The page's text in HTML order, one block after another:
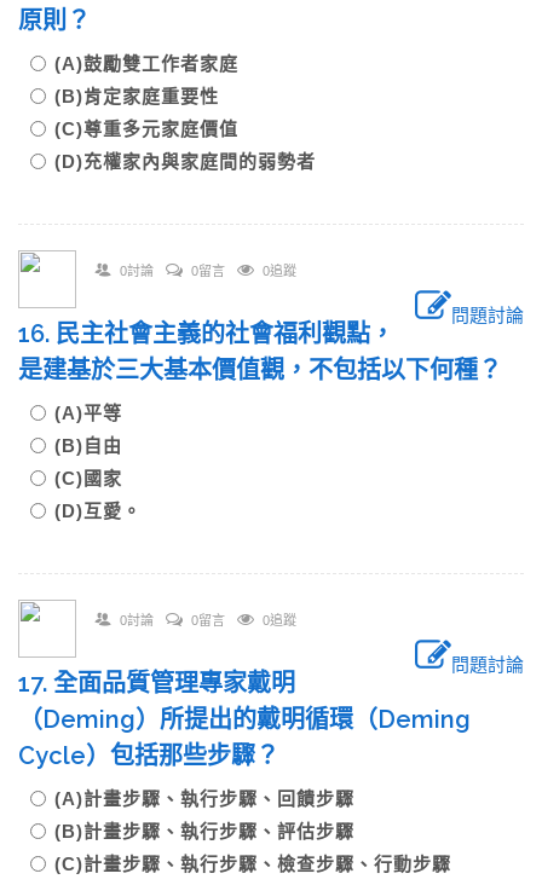
原則？
(A)鼓勵雙工作者家庭
(B)肯定家庭重要性
(C)尊重多元家庭價值
(D)充權家內與家庭間的弱勢者
0討論 0留言 0追蹤
問題討論
16. 民主社會主義的社會福利觀點，
是建基於三大基本價值觀，不包括以下何種？
(A)平等
(B)自由
(C)國家
(D)互愛。
0討論 0留言 0追蹤
問題討論
17. 全面品質管理專家戴明
（Deming）所提出的戴明循環（Deming
Cycle）包括那些步驟？
(A)計畫步驟、執行步驟、回饋步驟
(B)計畫步驟、執行步驟、評估步驟
(C)計畫步驟、執行步驟、檢查步驟、行動步驟